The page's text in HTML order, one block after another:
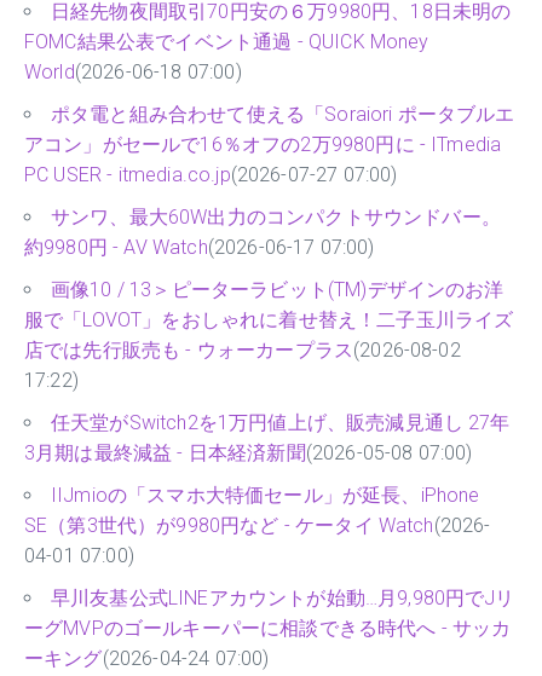
日経先物夜間取引70円安の６万9980円、18日未明の
FOMC結果公表でイベント通過 - QUICK Money
World(2026-06-18 07:00)
ポタ電と組み合わせて使える「Soraiori ポータブルエ
アコン」がセールで16％オフの2万9980円に - ITmedia
PC USER - itmedia.co.jp(2026-07-27 07:00)
サンワ、最大60W出力のコンパクトサウンドバー。
約9980円 - AV Watch(2026-06-17 07:00)
画像10 / 13＞ピーターラビット(TM)デザインのお洋
服で「LOVOT」をおしゃれに着せ替え！二子玉川ライズ
店では先行販売も - ウォーカープラス(2026-08-02
17:22)
任天堂がSwitch2を1万円値上げ、販売減見通し 27年
3月期は最終減益 - 日本経済新聞(2026-05-08 07:00)
IIJmioの「スマホ大特価セール」が延長、iPhone
SE（第3世代）が9980円など - ケータイ Watch(2026-
04-01 07:00)
早川友基公式LINEアカウントが始動…月9,980円でJリ
ーグMVPのゴールキーパーに相談できる時代へ - サッカ
ーキング(2026-04-24 07:00)